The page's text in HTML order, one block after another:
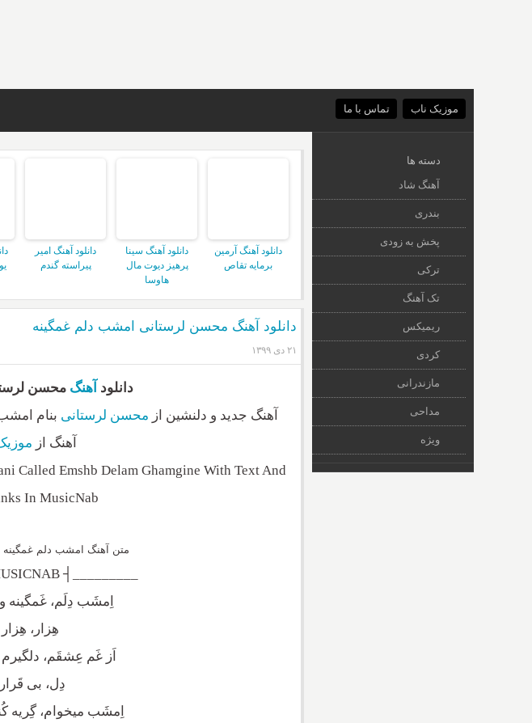
موزیک ناب تماس با ما
دانلود آهنگ آرمین
برمایه تقاص
دانلود آهنگ سینا
پرهیز دیوت مال
هاوسا
دانلود آهنگ امیر
پیراسته گندم
دانلود آهنگ محسن لرستانی امشب دلم غمگینه
۲۱ دی ۱۳۹۹
دانلود آهنگ محسن
آهنگ جدید و دلنشین از محسن لرستانی
آهنگ از
Called Emshb Delam Ghamgine With Text And
In MusicNab
متن آهنگ امشب دلم
_________┤ MUSICNAB ├_________
اِمشَب دِلَم، غَمگینه
هِزار،
اَز غَم عِشقَم،
دِل، بی
اِمشَب میخوام، گِریه
دسته ها
آهنگ شاد
بندری
پخش به زودی
ترکی
تک آهنگ
ریمیکس
کردی
مازندرانی
مداحی
ویژه